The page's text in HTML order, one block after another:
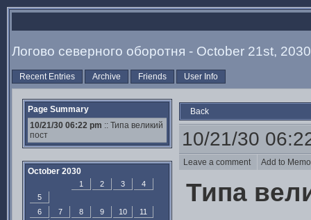
Логово северного оборотня - October 21st, 2030
Recent Entries Archive Friends User Info
Page Summary
10/21/30 06:22 pm :: Типа великий
пост
October 2030
1 2 3
4
5
6
7 8 9 10
11
Back
10/21/30
Leave a comment Add to
Типа